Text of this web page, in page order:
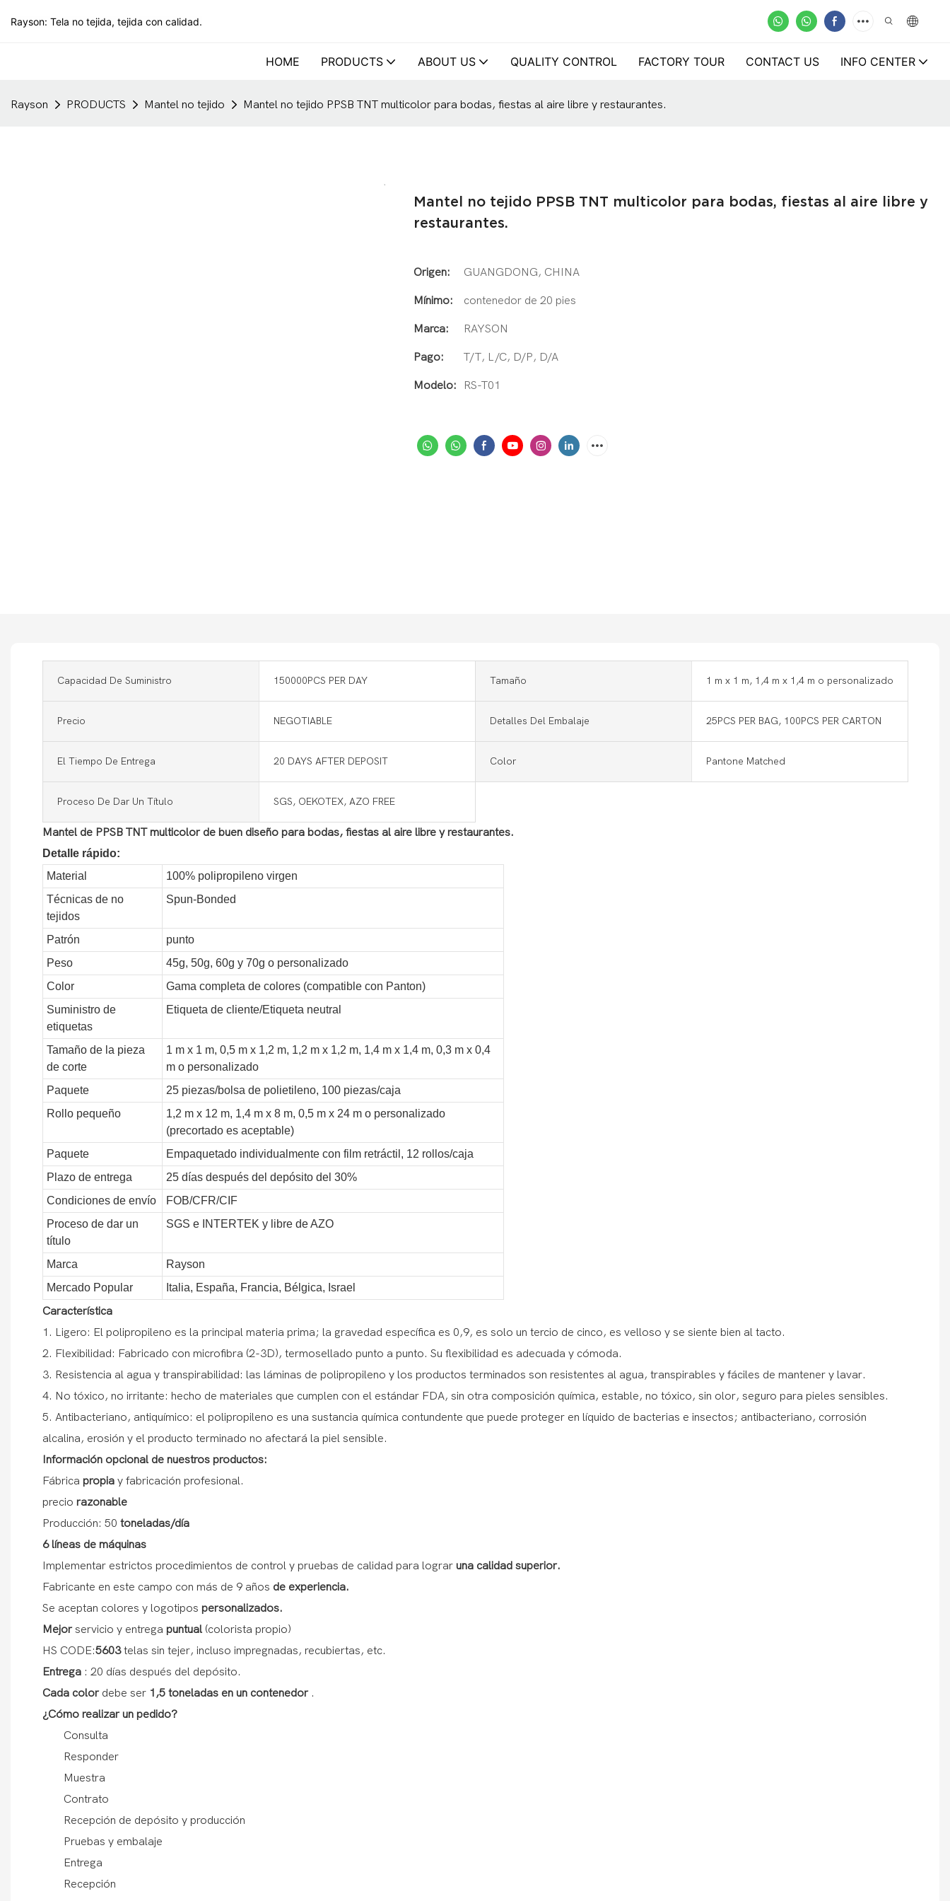
Rayson: Tela no tejida, tejida con calidad.
HOME PRODUCTS ABOUT US QUALITY CONTROL FACTORY TOUR CONTACT US INFO CENTER
Rayson PRODUCTS Mantel no tejido Mantel no tejido PPSB TNT multicolor para bodas, fiestas al aire libre y restaurantes.
Mantel no tejido PPSB TNT multicolor para bodas, fiestas al aire libre y
restaurantes.
Origen: GUANGDONG, CHINA
Mínimo: contenedor de 20 pies
Marca: RAYSON
Pago: T/T, L/C, D/P, D/A
Modelo: RS-T01
Capacidad De Suministro 150000PCS PER DAY Tamaño 1 m x 1 m, 1,4 m x 1,4 m o personalizado
Precio NEGOTIABLE Detalles Del Embalaje 25PCS PER BAG, 100PCS PER CARTON
El Tiempo De Entrega 20 DAYS AFTER DEPOSIT Color Pantone Matched
Proceso De Dar Un Título SGS, OEKOTEX, AZO FREE
Mantel de PPSB TNT multicolor de buen diseño para bodas, fiestas al aire libre y restaurantes.
Detalle rápido:
Material
100% polipropileno virgen
Técnicas de no
tejidos
Spun-Bonded
Patrón
punto
Peso
45g, 50g, 60g y 70g o personalizado
Color
Gama completa de colores (compatible con Panton)
Suministro de
etiquetas
Etiqueta de cliente/Etiqueta neutral
Tamaño de la pieza
de corte
1 m x 1 m, 0,5 m x 1,2 m, 1,2 m x 1,2 m, 1,4 m x 1,4 m, 0,3 m x 0,4
m o personalizado
Paquete
25 piezas/bolsa de polietileno, 100 piezas/caja
Rollo pequeño
1,2 m x 12 m, 1,4 m x 8 m, 0,5 m x 24 m o personalizado
(precortado es aceptable)
Paquete
Empaquetado individualmente con film retráctil, 12 rollos/caja
Plazo de entrega
25 días después del depósito del 30%
Condiciones de envío
FOB/CFR/CIF
Proceso de dar un
título
SGS e INTERTEK y libre de AZO
Marca
Rayson
Mercado Popular
Italia, España, Francia, Bélgica, Israel
Característica
1. Ligero: El polipropileno es la principal materia prima; la gravedad específica es 0,9, es solo un tercio de cinco, es velloso y se siente bien al tacto.
2. Flexibilidad: Fabricado con microfibra (2-3D), termosellado punto a punto. Su flexibilidad es adecuada y cómoda.
3. Resistencia al agua y transpirabilidad: las láminas de polipropileno y los productos terminados son resistentes al agua, transpirables y fáciles de mantener y lavar.
4. No tóxico, no irritante: hecho de materiales que cumplen con el estándar FDA, sin otra composición química, estable, no tóxico, sin olor, seguro para pieles sensibles.
5. Antibacteriano, antiquímico: el polipropileno es una sustancia química contundente que puede proteger en líquido de bacterias e insectos; antibacteriano, corrosión
alcalina, erosión y el producto terminado no afectará la piel sensible.
Información opcional de nuestros productos:
Fábrica propia y fabricación profesional.
precio razonable
Producción: 50 toneladas/día
6 líneas de máquinas
Implementar estrictos procedimientos de control y pruebas de calidad para lograr una calidad superior.
Fabricante en este campo con más de 9 años de experiencia.
Se aceptan colores y logotipos personalizados.
Mejorservicio y entrega puntual (colorista propio)
HS CODE:5603telas sin tejer, incluso impregnadas, recubiertas, etc.
Entrega : 20 días después del depósito.
Cada colordebe ser 1,5 toneladas en un contenedor.
¿Cómo realizar un pedido?
Consulta
Responder
Muestra
Contrato
Recepción de depósito y producción
Pruebas y embalaje
Entrega
Recepción